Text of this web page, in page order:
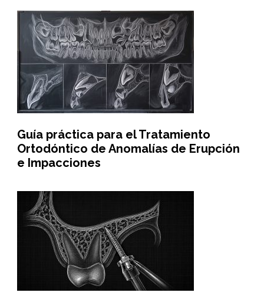
Guía práctica para el Tratamiento
Ortodóntico de Anomalías de Erupción
e Impacciones